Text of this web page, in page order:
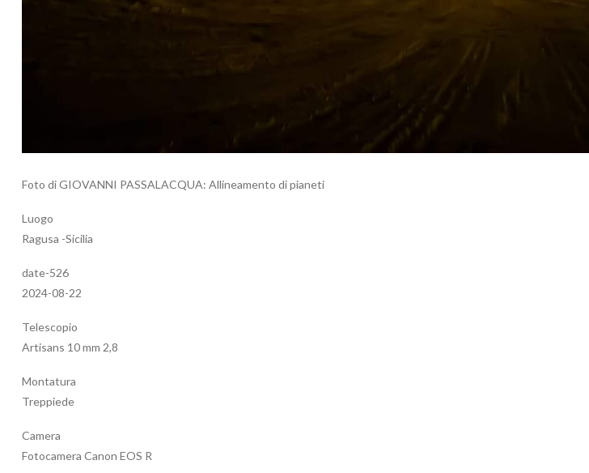
Foto di GIOVANNI PASSALACQUA: Allineamento di pianeti
Luogo
Ragusa -Sicilia
date-526
2024-08-22
Telescopio
Artisans 10 mm 2,8
Montatura
Treppiede
Camera
Fotocamera Canon EOS R